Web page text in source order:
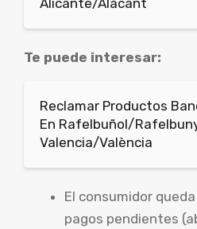
Te puede interesar:
Reclamar Productos
En Rafelbuñol/
Valencia/València
El consumidor
pagos pendientes